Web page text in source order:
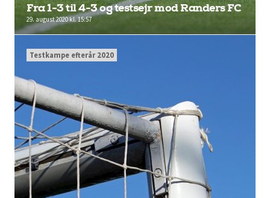
Fra 1-3 til 4-3 og testsejr mod Randers FC
29. august 2020 kl. 15:57
Testkampe efterår 2020